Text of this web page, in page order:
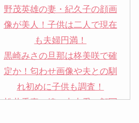
野茂英雄の妻・紀久子の顔画
像が美人！子供は二人で現在
も夫婦円満！
黒崎みさの旦那は柊美咲で確
定か！匂わせ画像や夫との馴
れ初めに子供も調査！
松井秀喜の嫁・中山愛の顔写